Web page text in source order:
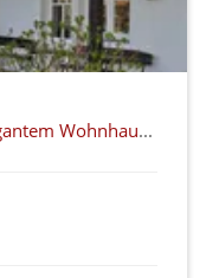
Repräsentatives Anwesen mit elegantem Wohnhaus in ländlicher Dorflage direkt an den Rheinwiesen